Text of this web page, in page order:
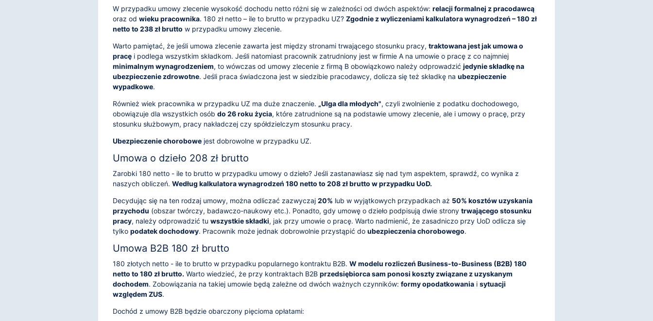
W przypadku umowy zlecenie wysokość dochodu netto różni się w zależności od dwóch aspektów: relacji formalnej z pracodawcą
oraz od wieku pracownika. 180 zł netto – ile to brutto w przypadku UZ? Zgodnie z wyliczeniami kalkulatora wynagrodzeń – 180 zł
netto to 238 zł brutto w przypadku umowy zlecenie.
Warto pamiętać, że jeśli umowa zlecenie zawarta jest między stronami trwającego stosunku pracy, traktowana jest jak umowa o
pracę i podlega wszystkim składkom. Jeśli natomiast pracownik zatrudniony jest w firmie A na umowie o pracę z co najmniej
minimalnym wynagrodzeniem, to wówczas od umowy zlecenie z firmą B obowiązkowo należy odprowadzić jedynie składkę na
ubezpieczenie zdrowotne. Jeśli praca świadczona jest w siedzibie pracodawcy, dolicza się też składkę na ubezpieczenie
wypadkowe.
Również wiek pracownika w przypadku UZ ma duże znaczenie. „Ulga dla młodych", czyli zwolnienie z podatku dochodowego,
obowiązuje dla wszystkich osób do 26 roku życia, które zatrudnione są na podstawie umowy zlecenie, ale i umowy o pracę, przy
stosunku służbowym, pracy nakładczej czy spółdzielczym stosunku pracy.
Ubezpieczenie chorobowe jest dobrowolne w przypadku UZ.
Umowa o dzieło 208 zł brutto
Zarobki 180 netto - ile to brutto w przypadku umowy o dzieło? Jeśli zastanawiasz się nad tym aspektem, sprawdź, co wynika z
naszych obliczeń. Według kalkulatora wynagrodzeń 180 netto to 208 zł brutto w przypadku UoD.
Decydując się na ten rodzaj umowy, można odliczać zazwyczaj 20% lub w wyjątkowych przypadkach aż 50% kosztów uzyskania
przychodu (obszar twórczy, badawczo-naukowy etc.). Ponadto, gdy umowę o dzieło podpisują dwie strony trwającego stosunku
pracy, należy odprowadzić tu wszystkie składki, jak przy umowie o pracę. Warto nadmienić, że zasadniczo przy UoD odlicza się
tylko podatek dochodowy. Pracownik może jednak dobrowolnie przystąpić do ubezpieczenia chorobowego.
Umowa B2B 180 zł brutto
180 złotych netto - ile to brutto w przypadku popularnego kontraktu B2B. W modelu rozliczeń Business-to-Business (B2B) 180
netto to 180 zł brutto. Warto wiedzieć, że przy kontraktach B2B przedsiębiorca sam ponosi koszty związane z uzyskanym
dochodem. Zobowiązania na takiej umowie będą zależne od dwóch ważnych czynników: formy opodatkowania i sytuacji
względem ZUS.
Dochód z umowy B2B będzie obarczony pięcioma opłatami: